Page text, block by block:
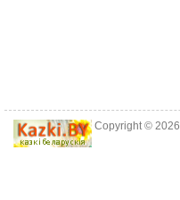
Copyright © 2026